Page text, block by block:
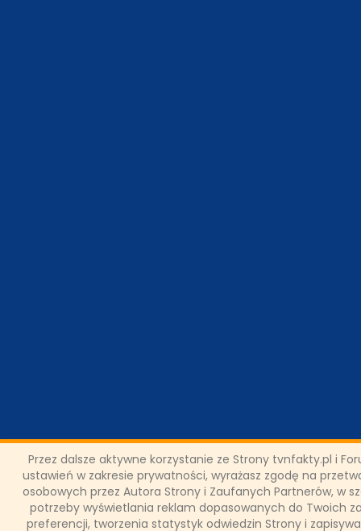
Przez dalsze aktywne korzystanie ze Strony tvnfakty.pl i
ustawień w zakresie prywatności, wyrażasz zgodę na
osobowych przez Autora Strony i Zaufanych Partnerów, w
potrzeby wyświetlania reklam dopasowanych do Twoich
preferencji, tworzenia statystyk odwiedzin Strony i